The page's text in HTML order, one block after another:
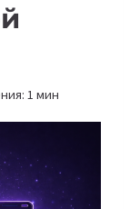
1 мин